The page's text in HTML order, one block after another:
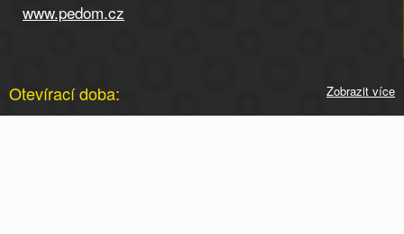
www.pedom.cz
Otevírací doba: Zobrazit více